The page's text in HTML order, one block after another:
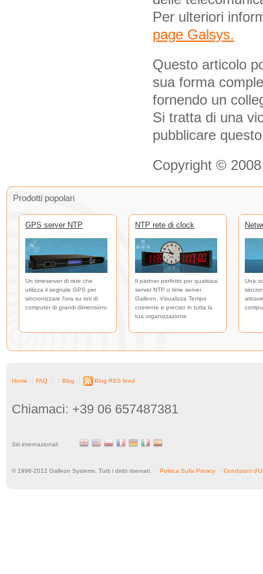
Per ulteriori
page Galsys.
Questo articolo
sua forma
fornendo un
Si tratta di una
pubblicare
Copyright © 2008
Prodotti popolari
GPS server NTP
Un timeserver di rete che
utilizza il segnale GPS per
sincronizzare l'ora su reti di
computer di grandi dimensioni.
NTP rete di clock
Il partner perfetto per qualsiasi
server NTP o time server
Galleon. Visualizza Tempo
coerente e preciso in tutta la
tua organizzazione.
Una
Home FAQ Blog Blog RSS feed
Chiamaci: +39 06 657487381
Siti internazionali:
© 1996-2012 Galleon Systems. Tutti i diritti riservati. Politica Sulla Privacy Condizioni